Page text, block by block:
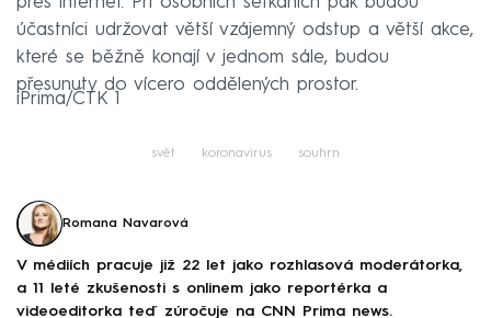
účastníci udržovat větší vzájemný odstup a větší akce,
které se běžně konají v jednom sále, budou
přesunuty do vícero oddělených prostor.
iPrima/ČTK 1
svět koronavirus souhrn
Romana Navarová
V médiích pracuje již 22 let jako rozhlasová moderátorka,
a 11 leté zkušenosti s onlinem jako reportérka a
videoeditorka teď zúročuje na CNN Prima news.